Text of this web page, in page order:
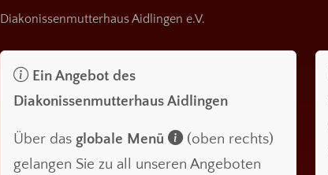
Diakonissenmutterhaus Aidlingen e.V.
Ein Angebot des
Diakonissenmutterhaus Aidlingen
Über das globale Menü
(oben rechts)
gelangen Sie zu all unseren Angeboten